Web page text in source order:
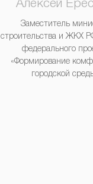
Алексей
Заместитель
строительства и ЖКХ
федерального
«Формирование
городской